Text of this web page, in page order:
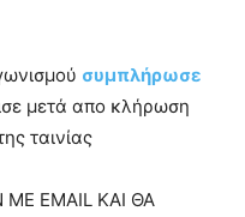
συμπλήρωσε
μετά απο κλήρωση
ταινίας
EMAIL ΚΑΙ ΘΑ